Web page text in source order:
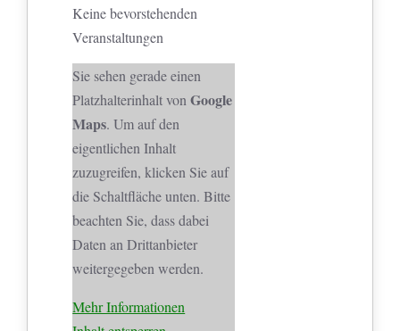
Keine bevorstehenden
Veranstaltungen
Sie sehen gerade einen
Platzhalterinhalt vonGoogle
Maps. Um auf den
eigentlichen Inhalt
zuzugreifen, klicken Sie auf
die Schaltfläche unten. Bitte
beachten Sie, dass dabei
Daten an Drittanbieter
weitergegeben werden.
Mehr Informationen